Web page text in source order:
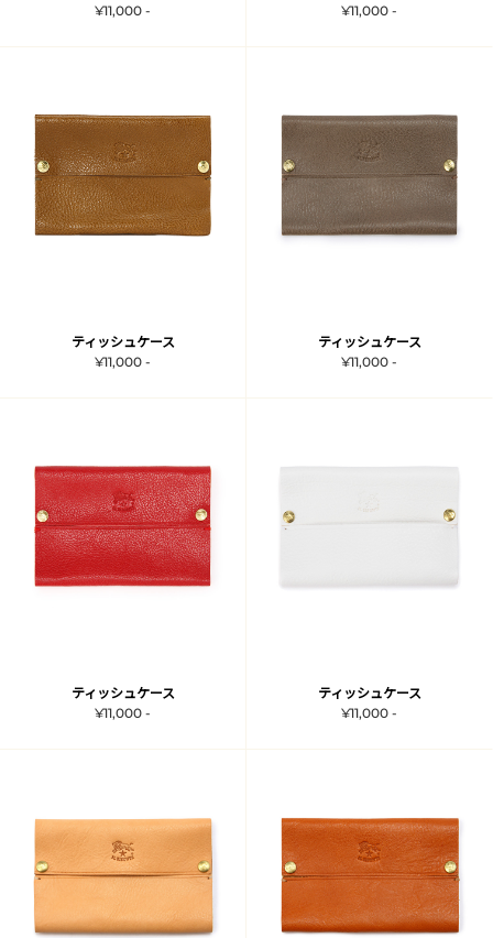
¥11,000 -
¥11,000 -
ティッシュケース
¥11,000 -
ティッシュケース
¥11,000 -
ティッシュケース
¥11,000 -
ティッシュケース
¥11,000 -